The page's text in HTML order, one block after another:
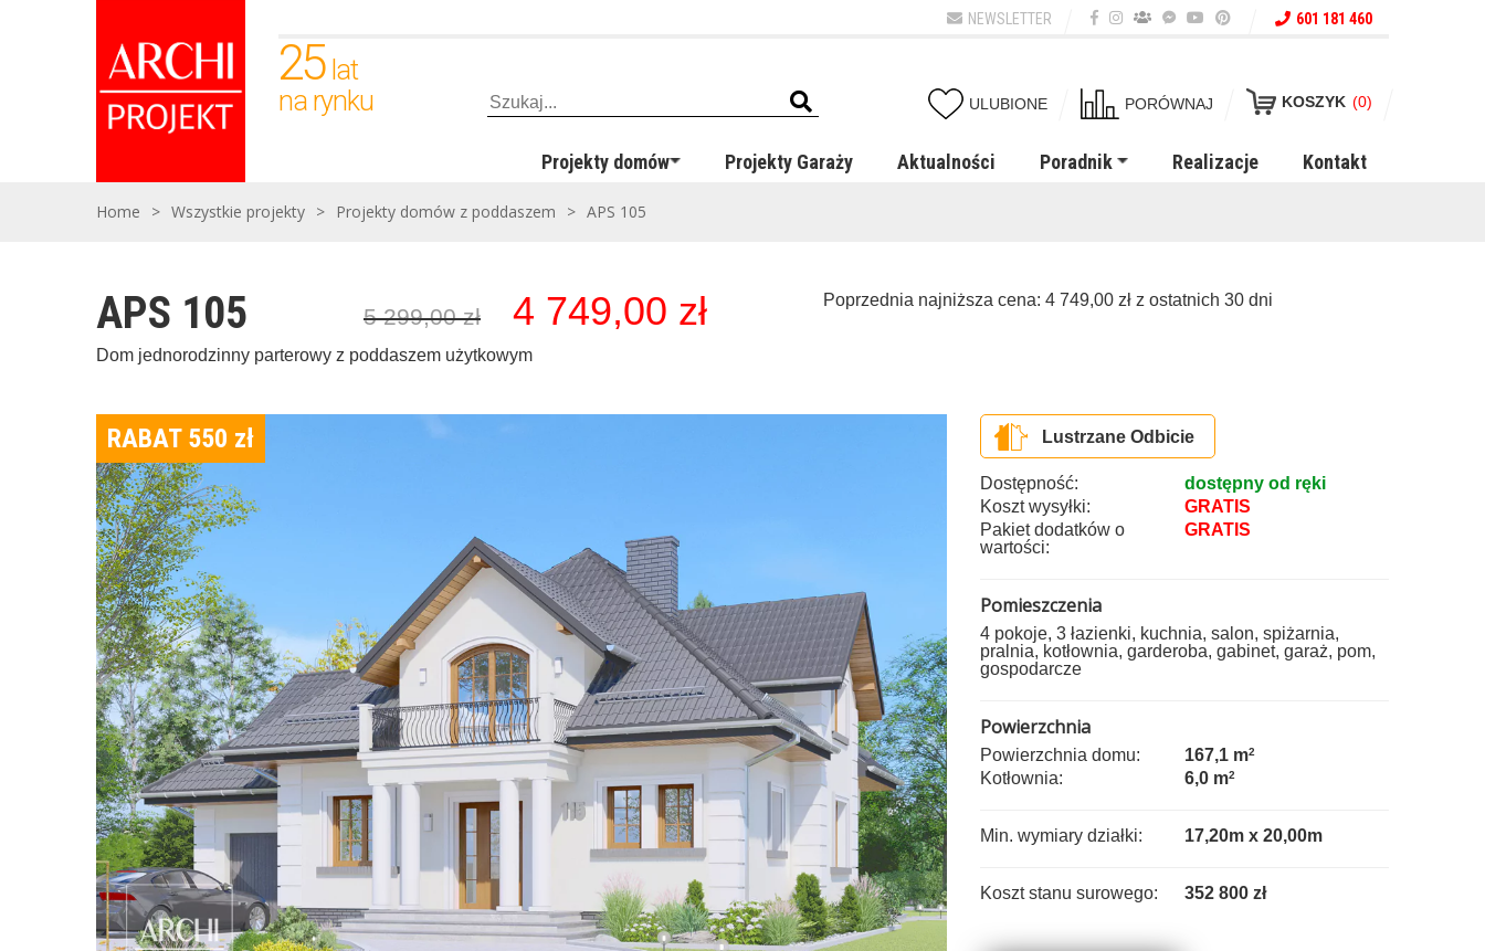
NEWSLETTER 601 181 460
25 lat
na rynku
ULUBIONE PORÓWNAJ KOSZYK (0)
Projekty domów Projekty Garaży Aktualności Poradnik Realizacje Kontakt
Home > Wszystkie projekty > Projekty domów z poddaszem > APS 105
APS 105 5 299,00zł
Pierwotna
cena
5
299,00 zł,
4 749,00 złcena
Poprzednia najniższa cena: 4 749,00 zł z ostatnich 30 dni
Dom jednorodzinny parterowy z poddaszem użytkowym
RABAT 550 zł Lustrzane Odbicie
Dostępność:
dostępny od ręki
Koszt wysyłki:
GRATIS
Pakiet dodatków o
wartości:
GRATIS
Pomieszczenia
4 pokoje, 3 łazienki, kuchnia, salon, spiżarnia,
pralnia, kotłownia, garderoba, gabinet, garaż, pom,
gospodarcze
Powierzchnia
Powierzchnia domu: 167,1 m2
Kotłownia: 6,0 m2
Min. wymiary działki: 17,20m x 20,00m
Koszt stanu surowego: 352 800 zł